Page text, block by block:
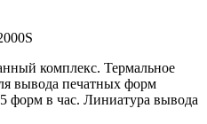
комплекс. Термальное
вывода печатных форм
форм в час. Линиатура вывода